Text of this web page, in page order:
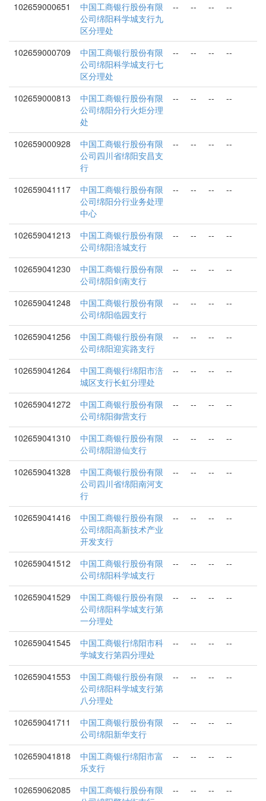
102659000651
中国工商银行股份有限
公司绵阳科学城支行九
区分理处
-- -- -- --
102659000709
中国工商银行股份有限
公司绵阳科学城支行七
区分理处
-- -- -- --
102659000813
中国工商银行股份有限
公司绵阳分行火炬分理
处
-- -- -- --
102659000928
中国工商银行股份有限
公司四川省绵阳安昌支
行
-- -- -- --
102659041117
中国工商银行股份有限
公司绵阳分行业务处理
中心
-- -- -- --
102659041213
中国工商银行股份有限
公司绵阳涪城支行
-- -- -- --
102659041230
中国工商银行股份有限
公司绵阳剑南支行
-- -- -- --
102659041248
中国工商银行股份有限
公司绵阳临园支行
-- -- -- --
102659041256
中国工商银行股份有限
公司绵阳迎宾路支行
-- -- -- --
102659041264
中国工商银行绵阳市涪
城区支行长虹分理处
-- -- -- --
102659041272
中国工商银行股份有限
公司绵阳御营支行
-- -- -- --
102659041310
中国工商银行股份有限
公司绵阳游仙支行
-- -- -- --
102659041328
中国工商银行股份有限
公司四川省绵阳南河支
行
-- -- -- --
102659041416
中国工商银行股份有限
公司绵阳高新技术产业
开发支行
-- -- -- --
102659041512
中国工商银行股份有限
公司绵阳科学城支行
-- -- -- --
102659041529
中国工商银行股份有限
公司绵阳科学城支行第
一分理处
-- -- -- --
102659041545
中国工商银行绵阳市科
学城支行第四分理处
-- -- -- --
102659041553
中国工商银行股份有限
公司绵阳科学城支行第
八分理处
-- -- -- --
102659041711
中国工商银行股份有限
公司绵阳新华支行
-- -- -- --
102659041818
中国工商银行绵阳市富
乐支行
-- -- -- --
102659062085
中国工商银行股份有限
-- -- -- --